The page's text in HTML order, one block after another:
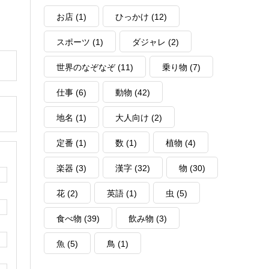
お店 (1) ひっかけ (12)
スポーツ (1) ダジャレ (2)
世界のなぞなぞ(11) 乗り物 (7)
仕事 (6) 動物 (42)
地名 (1) 大人向け (2)
定番 (1) 数 (1) 植物 (4)
楽器 (3) 漢字 (32) 物 (30)
花 (2) 英語 (1) 虫 (5)
食べ物 (39) 飲み物 (3)
魚 (5) 鳥 (1)